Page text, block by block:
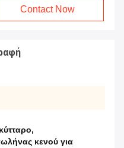
Contact Now
,
κενού για